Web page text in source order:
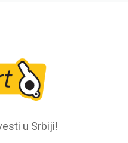
u Srbiji!